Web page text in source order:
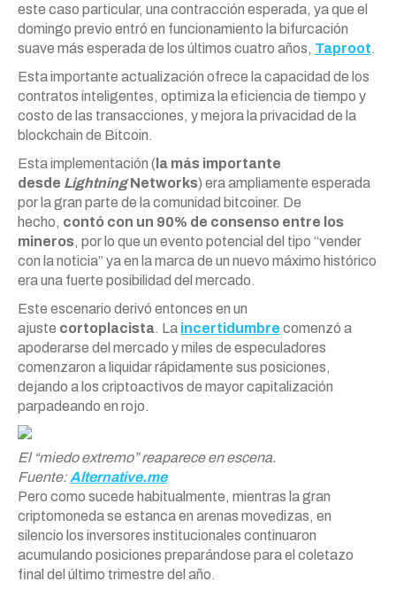
este caso particular, una contracción esperada, ya que el
domingo previo entró en funcionamiento la bifurcación
suave más esperada de los últimos cuatro años, Taproot.
Esta importante actualización ofrece la capacidad de los
contratos inteligentes, optimiza la eficiencia de tiempo y
costo de las transacciones, y mejora la privacidad de la
blockchain de Bitcoin.
Esta implementación ( la más importante
desde LightningNetworks) era ampliamente esperada
por la gran parte de la comunidad bitcoiner. De
hecho, contó con un 90% de consenso entre los
mineros, por lo que un evento potencial del tipo “vender
con la noticia” ya en la marca de un nuevo máximo histórico
era una fuerte posibilidad del mercado.
Este escenario derivó entonces en un
ajuste cortoplacista. La incertidumbre comenzó a
apoderarse del mercado y miles de especuladores
comenzaron a liquidar rápidamente sus posiciones,
dejando a los criptoactivos de mayor capitalización
parpadeando en rojo.
El “miedo extremo” reaparece en escena.
Fuente: Alternative.me
Pero como sucede habitualmente, mientras la gran
criptomoneda se estanca en arenas movedizas, en
silencio los inversores institucionales continuaron
acumulando posiciones preparándose para el coletazo
final del último trimestre del año.